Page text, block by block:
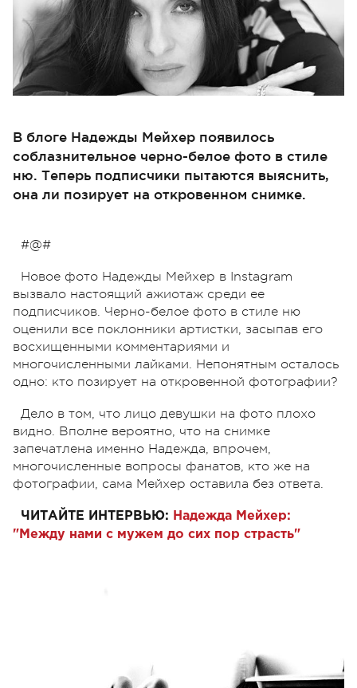
В блоге Надежды Мейхер появилось
соблазнительное черно-белое фото в стиле
ню. Теперь подписчики пытаются выяснить,
она ли позирует на откровенном снимке.
#@#
Новое фото Надежды Мейхер в Instagram
вызвало настоящий ажиотаж среди ее
подписчиков. Черно-белое фото в стиле ню
оценили все поклонники артистки, засыпав его
восхищенными комментариями и
многочисленными лайками. Непонятным осталось
одно: кто позирует на откровенной фотографии?
Дело в том, что лицо девушки на фото плохо
видно. Вполне вероятно, что на снимке
запечатлена именно Надежда, впрочем,
многочисленные вопросы фанатов, кто же на
фотографии, сама Мейхер оставила без ответа.
ЧИТАЙТЕ ИНТЕРВЬЮ: Надежда Мейхер:
"Между нами с мужем до сих пор страсть"